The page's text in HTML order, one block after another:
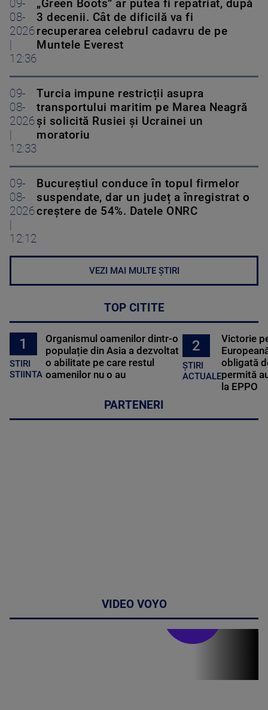
09-
08-
2026
12:36
„Green Boots” ar putea fi repatriat, după
3 decenii. Cât de dificilă va fi
recuperarea celebrul cadavru de pe
Muntele Everest
09-
08-
2026
12:33
Turcia impune restricții asupra
transportului maritim pe Marea Neagră
și solicită Rusiei și Ucrainei un
moratoriu
09-
08-
2026
12:12
Bucureștiul conduce în topul firmelor
suspendate, dar un județ a înregistrat o
creștere de 54%. Datele ONRC
VEZI MAI MULTE ȘTIRI
TOP CITITE
1
STIRI
STIINTA
Organismul oamenilor dintr-o
populație din Asia a dezvoltat
o abilitate pe care restul
oamenilor nu o au
2
ȘTIRI
ACTUALE
Victorie
obligată
permită
la EPPO
PARTENERI
VIDEO VOYO